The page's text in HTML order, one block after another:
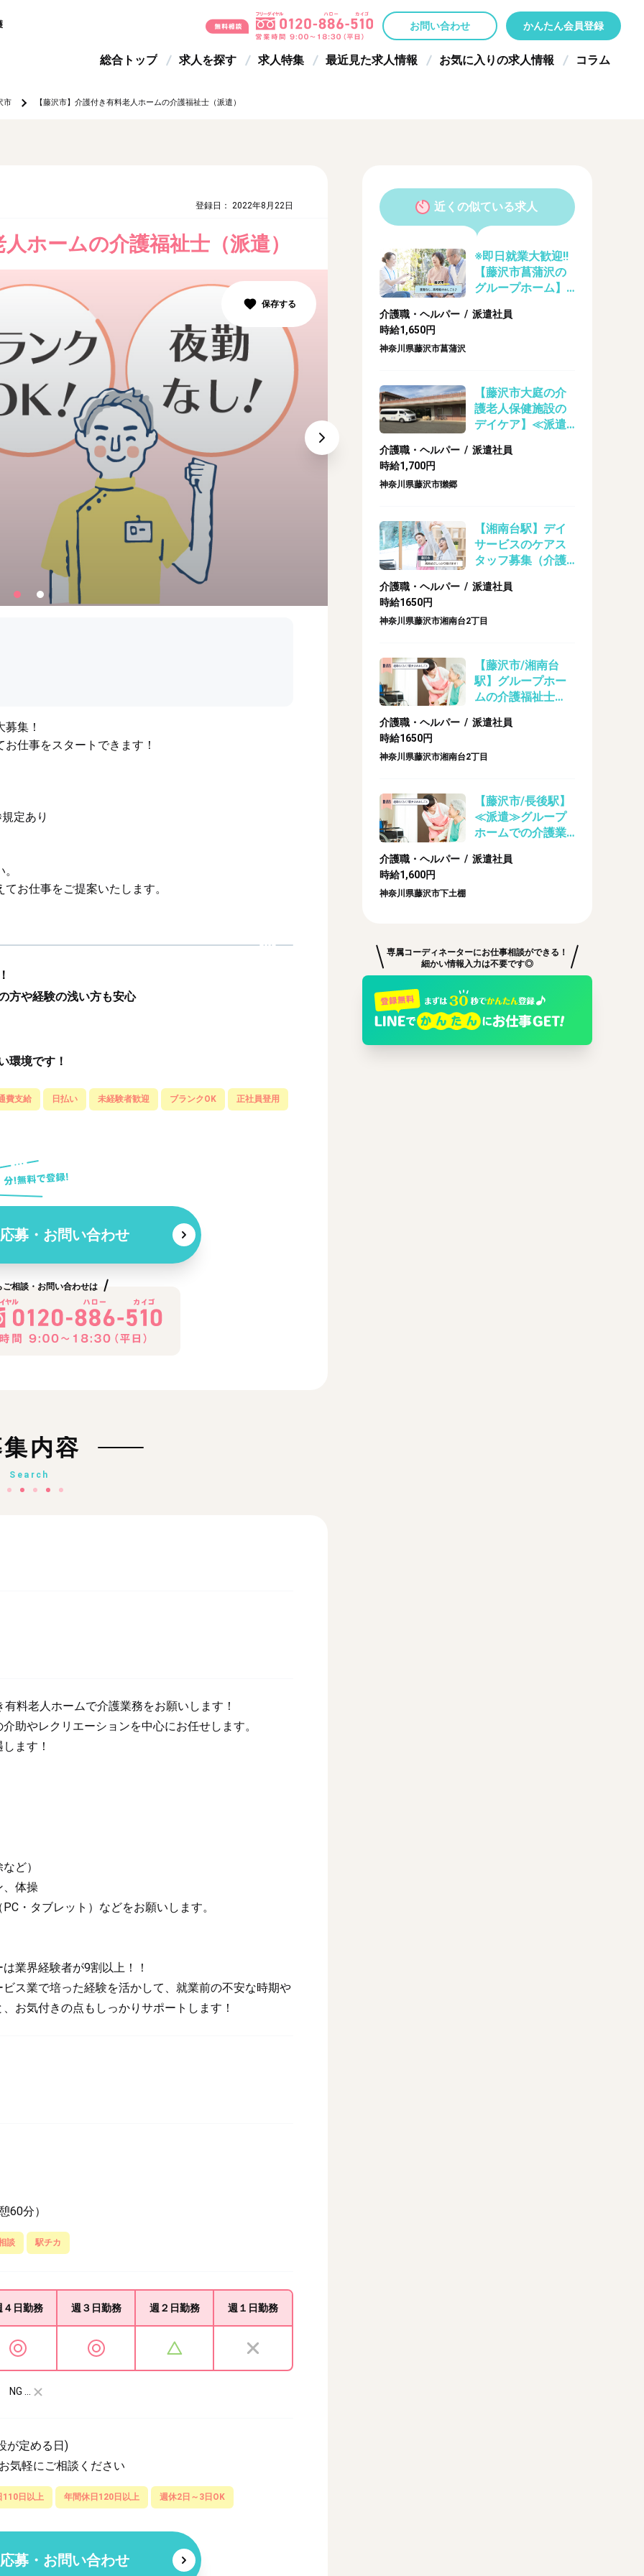
お問い合わせ かんたん会員登録
総合トップ 求人を探す 求人特集 最近見た求人情報 お気に入りの求人情報 コラム
市 【藤沢市】介護付き有料老人ホームの介護福祉士（派遣）
登録日： 2022年8月22日
ホームの介護福祉士（派遣）
担当者がお近くまでお伺いする出張登録も承ります！
集！
仕事をスタートできます！
定あり
お仕事をご提案いたします。
方や経験の浅い方も安心
環境です！
費支給 日払い 未経験者歓迎 ブランクOK 正社員登用
募・お問い合わせ
ご相談・お問い合わせは
内容
Search
料老人ホームで介護業務をお願いします！
助やレクリエーションを中心にお任せします。
ます！
ど）
、体操
・タブレット）などをお願いします。
業界経験者が9割以上！！
ス業で培った経験を活かして、就業前の不安な時期や
お気付きの点もしっかりサポートします！
60分）
談 駅チカ
４日勤務 週３日勤務 週２日勤務 週１日勤務
NG …
が定める日)
気軽にご相談ください
110日以上 年間休日120日以上 週休2日～3日OK
募・お問い合わせ
近くの似ている求人
※即日就業大歓迎‼
【藤沢市菖蒲沢の
グループホーム】
福祉士1650円～
介護職・ヘルパー / 派遣社員
時給1,650円
神奈川県藤沢市菖蒲沢
【藤沢市大庭の介
護老人保健施設の
デイケア】≪派遣
修】1700円～OK！
介護職・ヘルパー / 派遣社員
時給1,700円
神奈川県藤沢市獺郷
【湘南台駅】デイ
サービスのケアス
タッフ募集（介護
介護職・ヘルパー / 派遣社員
時給1650円
神奈川県藤沢市湘南台2丁目
【藤沢市/湘南台
駅】グループホー
ムの介護福祉士
介護職・ヘルパー / 派遣社員
時給1650円
神奈川県藤沢市湘南台2丁目
【藤沢市/長後駅】
≪派遣≫グループ
ホームでの介護業
1600円～！日払
介護職・ヘルパー / 派遣社員
時給1,600円
神奈川県藤沢市下土棚
専属コーディネーターにお仕事相談ができる！
細かい情報入力は不要です◎